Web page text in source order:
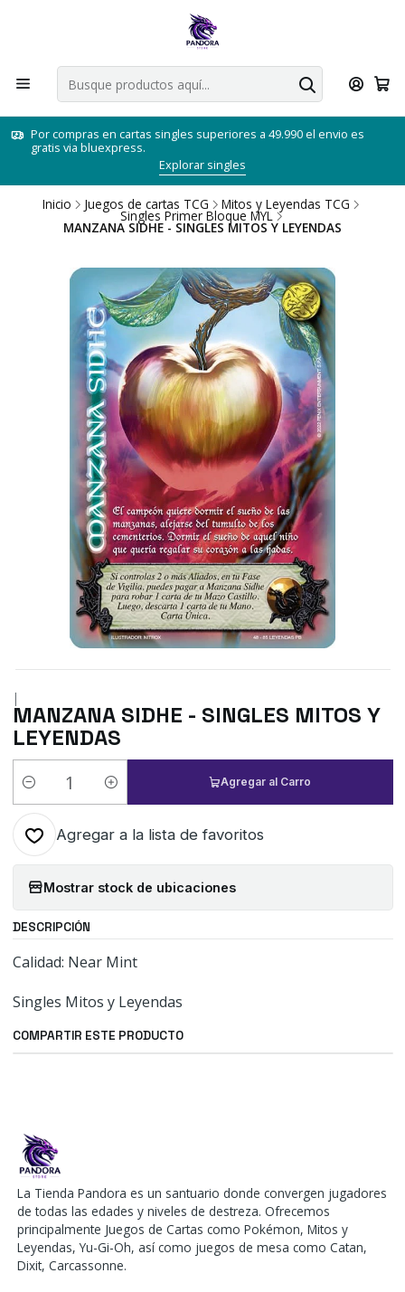
Por compras en cartas singles superiores a 49.990 el envio es
gratis via bluexpress.
Explorar singles
Inicio Juegos de cartas TCG Mitos y Leyendas TCG
Singles Primer Bloque MYL
MANZANA SIDHE - SINGLES MITOS Y LEYENDAS
|
MANZANA SIDHE - SINGLES MITOS Y
LEYENDAS
Cantidad
Agregar al Carro
Agregar a la lista de favoritos
Mostrar stock de ubicaciones
DESCRIPCIÓN
Calidad: Near Mint
Singles Mitos y Leyendas
COMPARTIR ESTE PRODUCTO
La Tienda Pandora es un santuario donde convergen jugadores
de todas las edades y niveles de destreza. Ofrecemos
principalmente Juegos de Cartas como Pokémon, Mitos y
Leyendas, Yu-Gi-Oh, así como juegos de mesa como Catan,
Dixit, Carcassonne.